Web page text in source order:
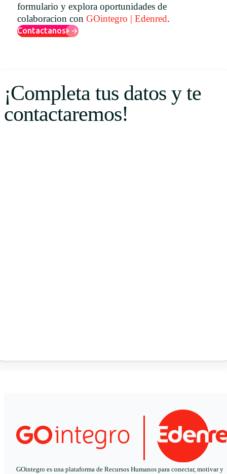
Uruguay
USA
English
Português
formulario y explora oportunidades de
colaboracion con GOintegro | Edenred.
Contactanos
¡Completa tus datos y te
contactaremos!
GOintegro es una plataforma de Recursos Humanos para conectar, motivar y